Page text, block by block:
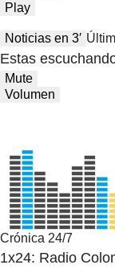
Play
Noticias en 3′
Estas
Mute
Volumen
Crónica 24/7
1x24: Radio